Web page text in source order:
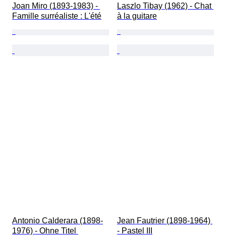
Joan Miro (1893-1983) -
Famille surréaliste : L'été
Laszlo Tibay (1962) - Chat
à la guitare
Antonio Calderara (1898-
1976) - Ohne Titel
Jean Fautrier (1898-1964)
- Pastel III